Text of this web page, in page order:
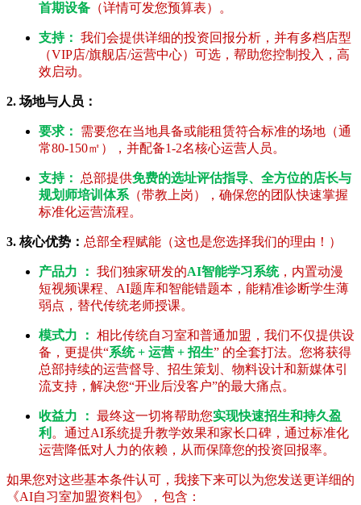
首期设备 （详情可发您预算表）。
支持： 我们会提供详细的投资回报分析，并有多档店型
（VIP店/旗舰店/运营中心）可选，帮助您控制投入，高
效启动。
2. 场地与人员：
要求：
需要您在当地具备或能租赁符合标准的场地（通
常80-150㎡），并配备1-2名核心运营人员。
支持： 总部提供免费的选址评估指导、全方位的店长与
规划师培训体系 （带教上岗），确保您的团队快速掌握
标准化运营流程。
3. 核心优势： 总部全程赋能（这也是您选择我们的理由！）
产品力 ： 我们独家研发的AI智能学习系统，内置动漫
短视频课程、AI题库和智能错题本，能精准诊断学生薄
弱点，替代传统老师授课。
模式力 ： 相比传统自习室和普通加盟，我们不仅提供设
备，更提供“系统 + 运营 + 招生” 的全套打法。您将获得
总部持续的运营督导、招生策划、物料设计和新媒体引
流支持，解决您“开业后没客户”的最大痛点。
收益力 ： 最终这一切将帮助您实现快速招生和持久盈
利 。通过AI系统提升教学效果和家长口碑，通过标准化
运营降低对人力的依赖，从而保障您的投资回报率。
如果您对这些基本条件认可，我接下来可以为您发送更详细的
《AI自习室加盟资料包》，包含：